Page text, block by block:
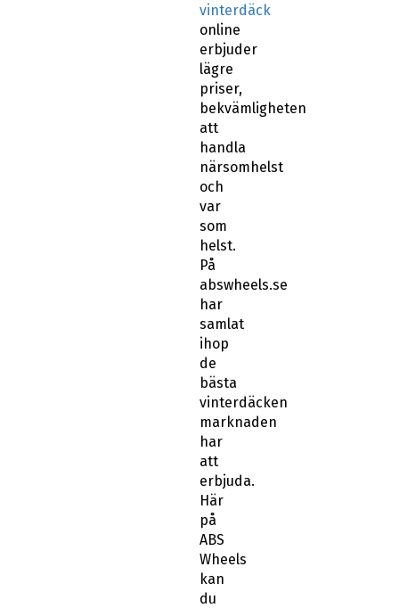
vinterdäck
online
erbjuder
lägre
priser,
bekvämligheten
att
handla
närsomhelst
och
var
som
helst.
På
abswheels.se
har
samlat
ihop
de
bästa
vinterdäcken
marknaden
har
att
erbjuda.
Här
på
ABS
Wheels
kan
du